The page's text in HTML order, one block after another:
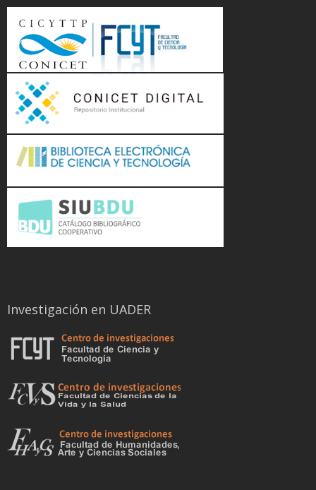
Investigación en UADER